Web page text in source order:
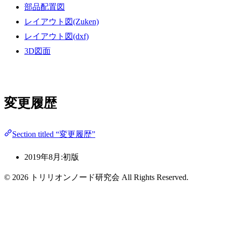
部品配置図
レイアウト図(Zuken)
レイアウト図(dxf)
3D図面
変更履歴
Section titled “変更履歴”
2019年8月:初版
© 2026 トリリオンノード研究会 All Rights Reserved.